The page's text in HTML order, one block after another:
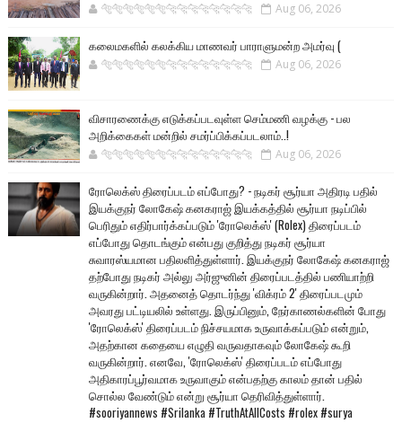
🐅🐅🐅🐅🐅🐅🐆🐆🐆🐆🐆🐆🐆🐆 Aug 06, 2026
கலைமகளில் கலக்கிய மாணவர் பாராளுமன்ற அமர்வு (
🐅🐅🐅🐅🐅🐅🐆🐆🐆🐆🐆🐆🐆🐆 Aug 06, 2026
விசாரணைக்கு எடுக்கப்படவுள்ள செம்மணி வழக்கு - பல
அறிக்கைகள் மன்றில் சமர்ப்பிக்கப்படலாம்..!
🐅🐅🐅🐅🐅🐅🐆🐆🐆🐆🐆🐆🐆🐆 Aug 06, 2026
ரோலெக்ஸ் திரைப்படம் எப்போது? - நடிகர் சூர்யா அதிரடி பதில்
இயக்குநர் லோகேஷ் கனகராஜ் இயக்கத்தில் சூர்யா நடிப்பில்
பெரிதும் எதிர்பார்க்கப்படும் 'ரோலெக்ஸ்' (Rolex) திரைப்படம்
எப்போது தொடங்கும் என்பது குறித்து நடிகர் சூர்யா
சுவாரஸ்யமான பதிலளித்துள்ளார். இயக்குநர் லோகேஷ் கனகராஜ்
தற்போது நடிகர் அல்லு அர்ஜுனின் திரைப்படத்தில் பணியாற்றி
வருகின்றார். அதனைத் தொடர்ந்து 'விக்ரம் 2' திரைப்படமும்
அவரது பட்டியலில் உள்ளது. இருப்பினும், நேர்காணல்களின் போது
'ரோலெக்ஸ்' திரைப்படம் நிச்சயமாக உருவாக்கப்படும் என்றும்,
அதற்கான கதையை எழுதி வருவதாகவும் லோகேஷ் கூறி
வருகின்றார். எனவே, 'ரோலெக்ஸ்' திரைப்படம் எப்போது
அதிகாரப்பூர்வமாக உருவாகும் என்பதற்கு காலம் தான் பதில்
சொல்ல வேண்டும் என்று சூர்யா தெரிவித்துள்ளார்.
#sooriyannews #Srilanka #TruthAtAllCosts #rolex #surya